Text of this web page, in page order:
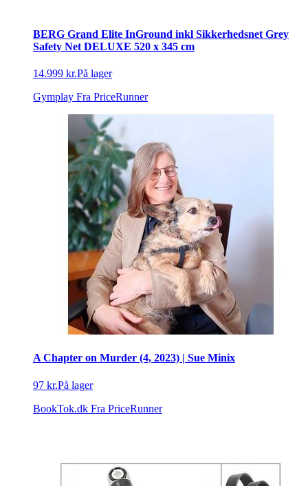
BERG Grand Elite InGround inkl Sikkerhedsnet Grey
Safety Net DELUXE 520 x 345 cm
14.999 kr.På lager
Gymplay Fra PriceRunner
A Chapter on Murder (4, 2023) | Sue Minix
97 kr.På lager
BookTok.dk Fra PriceRunner